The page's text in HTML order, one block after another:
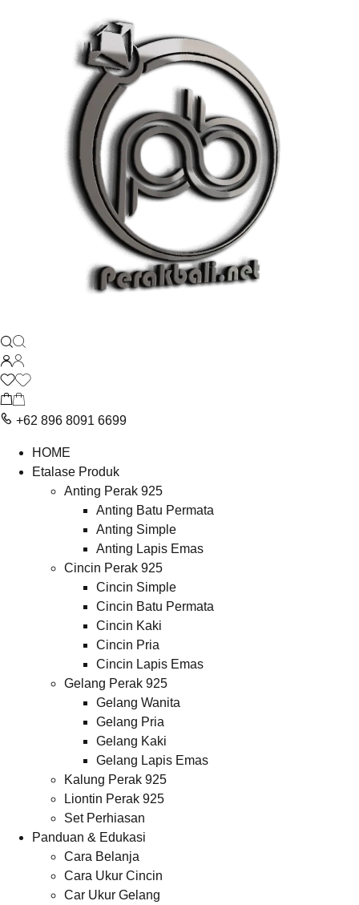
+62 896 8091 6699
HOME
Etalase Produk
Anting Perak 925
Anting Batu Permata
Anting Simple
Anting Lapis Emas
Cincin Perak 925
Cincin Simple
Cincin Batu Permata
Cincin Kaki
Cincin Pria
Cincin Lapis Emas
Gelang Perak 925
Gelang Wanita
Gelang Pria
Gelang Kaki
Gelang Lapis Emas
Kalung Perak 925
Liontin Perak 925
Set Perhiasan
Panduan & Edukasi
Cara Belanja
Cara Ukur Cincin
Car Ukur Gelang